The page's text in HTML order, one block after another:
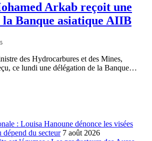
Arkab reçoit une
la Banque asiatique AIIB
des Hydrocarbures et des Mines,
ce lundi une délégation de la Banque…
: Louisa Hanoune dénonce les visées
dépend du secteur 7 août 2026